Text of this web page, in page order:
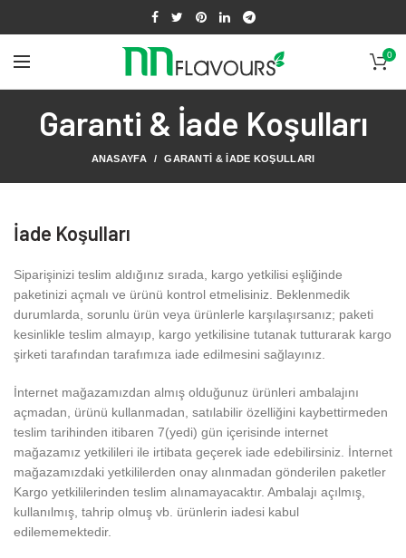
0
Garanti & İade Koşulları
ANASAYFA GARANTI & İADE KOŞULLARI
İade Koşulları
Siparişinizi teslim aldığınız sırada, kargo yetkilisi eşliğinde
paketinizi açmalı ve ürünü kontrol etmelisiniz. Beklenmedik
durumlarda, sorunlu ürün veya ürünlerle karşılaşırsanız; paketi
kesinlikle teslim almayıp, kargo yetkilisine tutanak tutturarak kargo
şirketi tarafından tarafımıza iade edilmesini sağlayınız.
İnternet mağazamızdan almış olduğunuz ürünleri ambalajını
açmadan, ürünü kullanmadan, satılabilir özelliğini kaybettirmeden
teslim tarihinden itibaren 7(yedi) gün içerisinde internet
mağazamız yetkilileri ile irtibata geçerek iade edebilirsiniz. İnternet
mağazamızdaki yetkililerden onay alınmadan gönderilen paketler
Kargo yetkililerinden teslim alınamayacaktır. Ambalajı açılmış,
kullanılmış, tahrip olmuş vb. ürünlerin iadesi kabul
edilememektedir.